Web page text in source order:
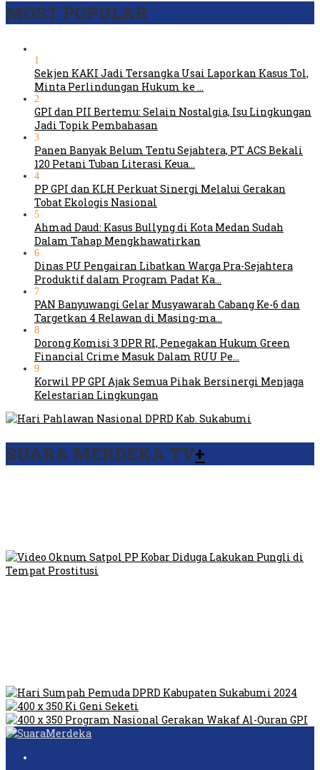
MOST POPULAR
1
Sekjen KAKI Jadi Tersangka Usai Laporkan Kasus Tol,
Minta Perlindungan Hukum ke …
2
GPI dan PII Bertemu: Selain Nostalgia, Isu Lingkungan
Jadi Topik Pembahasan
3
Panen Banyak Belum Tentu Sejahtera, PT ACS Bekali
120 Petani Tuban Literasi Keua…
4
PP GPI dan KLH Perkuat Sinergi Melalui Gerakan
Tobat Ekologis Nasional
5
Ahmad Daud: Kasus Bullyng di Kota Medan Sudah
Dalam Tahap Mengkhawatirkan
6
Dinas PU Pengairan Libatkan Warga Pra-Sejahtera
Produktif dalam Program Padat Ka…
7
PAN Banyuwangi Gelar Musyawarah Cabang Ke-6 dan
Targetkan 4 Relawan di Masing-ma…
8
Dorong Komisi 3 DPR RI, Penegakan Hukum Green
Financial Crime Masuk Dalam RUU Pe…
9
Korwil PP GPI Ajak Semua Pihak Bersinergi Menjaga
Kelestarian Lingkungan
SUARA MERDEKA TV+